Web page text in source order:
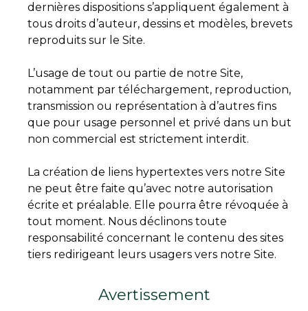
dernières dispositions s’appliquent également à
tous droits d’auteur, dessins et modèles, brevets
reproduits sur le Site.
L’usage de tout ou partie de notre Site,
notamment par téléchargement, reproduction,
transmission ou représentation à d’autres fins
que pour usage personnel et privé dans un but
non commercial est strictement interdit.
La création de liens hypertextes vers notre Site
ne peut être faite qu’avec notre autorisation
écrite et préalable. Elle pourra être révoquée à
tout moment. Nous déclinons toute
responsabilité concernant le contenu des sites
tiers redirigeant leurs usagers vers notre Site.
Avertissement